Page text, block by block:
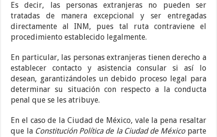
Es decir, las personas extranjeras no pueden ser
tratadas de manera excepcional y ser entregadas
directamente al INM, pues tal ruta contraviene el
procedimiento establecido legalmente.
En particular, las personas extranjeras tienen derecho a
establecer contacto y asistencia consular si así lo
desean, garantizándoles un debido proceso legal para
determinar su situación con respecto a la conducta
penal que se les atribuye.
En el caso de la Ciudad de México, vale la pena resaltar
que la Constitución Política de la Ciudad de Méxicoparte